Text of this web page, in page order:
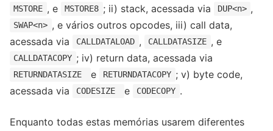
MSTORE , e MSTORE8 ; ii) stack, acessada via DUP<n> ,
SWAP<n> , e vários outros opcodes, iii) call data,
acessada via
CALLDATALOAD , CALLDATASIZE , e
CALLDATACOPY ; iv) return data, acessada via
RETURNDATASIZE e RETURNDATACOPY ; v) byte code,
acessada via
CODESIZE e CODECOPY .
Enquanto todas estas memórias usarem diferentes